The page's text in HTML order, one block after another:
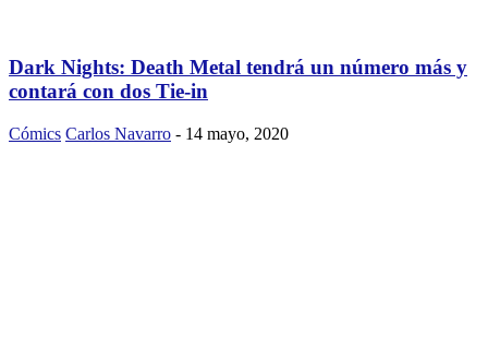
Dark Nights: Death Metal tendrá un número más y
contará con dos Tie-in
Cómics Carlos Navarro - 14 mayo, 2020